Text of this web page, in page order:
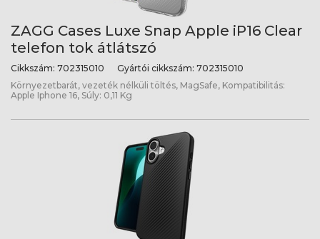
ZAGG Cases Luxe Snap Apple iP16 Clear
telefon tok átlátszó
Cikkszám: 702315010 Gyártói cikkszám: 702315010
Környezetbarát, vezeték nélküli töltés, MagSafe, Kompatibilitás:
Apple Iphone 16, Súly: 0,11 Kg